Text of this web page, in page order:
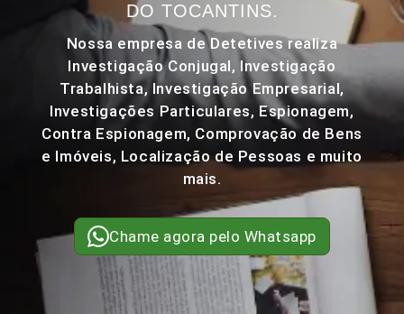
DO TOCANTINS.
Nossa empresa de Detetives realiza
Investigação Conjugal, Investigação
Trabalhista, Investigação Empresarial,
Investigações Particulares, Espionagem,
Contra Espionagem, Comprovação de Bens
e Imóveis, Localização de Pessoas e muito
mais.
Chame agora pelo Whatsapp